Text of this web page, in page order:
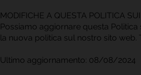
MODIFICHE A QUESTA POLITICA
Possiamo aggiornare questa
la nuova politica sul nostro sito
Ultimo aggiornamento: 08/08/2024